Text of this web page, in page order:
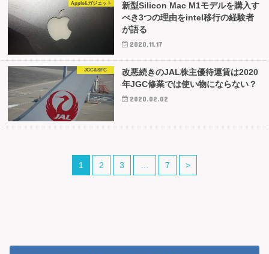
Apple&ガジェット
新型Silicon Mac M1モデルを購入す
べき3つの理由をintel移行の経験者
が語る
2020.11.17
JGC&SFC
改悪続きのJAL株主優待運賃は2020
年JGC修業では使い物にならない？
2020.02.02
1 2 3 7 >